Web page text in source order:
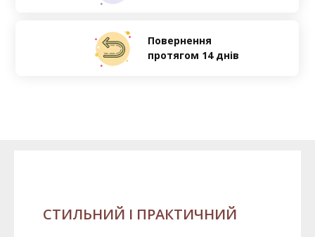
Повернення
протягом 14 днів
СТИЛЬНИЙ І ПРАКТИЧНИЙ